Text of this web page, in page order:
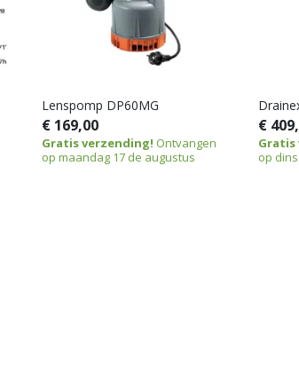
Lenspomp DP60MG
€ 169,00
Gratis verzending! Ontvangen
op maandag 17 de augustus
€
Gratis
op